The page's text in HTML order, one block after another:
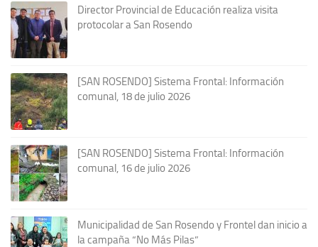
Director Provincial de Educación realiza visita
protocolar a San Rosendo
[SAN ROSENDO] Sistema Frontal: Información
comunal, 18 de julio 2026
[SAN ROSENDO] Sistema Frontal: Información
comunal, 16 de julio 2026
Municipalidad de San Rosendo y Frontel dan inicio a
la campaña “No Más Pilas”